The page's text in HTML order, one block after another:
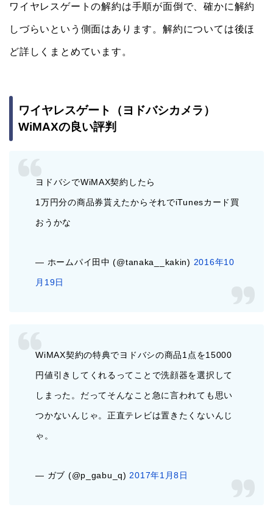
ワイヤレスゲートの解約は手順が面倒で、確かに解約
しづらいという側面はあります。解約については後ほ
ど詳しくまとめています。
ワイヤレスゲート（ヨドバシカメラ）
WiMAXの良い評判
ヨドバシでWiMAX契約したら
1万円分の商品券貰えたからそれでiTunesカード買
おうかな
— ホームパイ田中 (@tanaka__kakin) 2016年10
月19日
WiMAX契約の特典でヨドバシの商品1点を15000
円値引きしてくれるってことで洗顔器を選択して
しまった。だってそんなこと急に言われても思い
つかないんじゃ。正直テレビは置きたくないんじ
ゃ。
— ガブ (@p_gabu_q)2017年1月8日